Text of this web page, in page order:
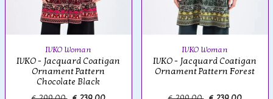
IVKO Woman
IVKO - Jacquard Coatigan
Ornament Pattern
Chocolate Black
IVKO Woman
IVKO - Jacquard Coatigan
Ornament Pattern Forest